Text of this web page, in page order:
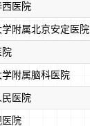
西医院
附属北京安定医院
院
附属脑科医院
医院
医院